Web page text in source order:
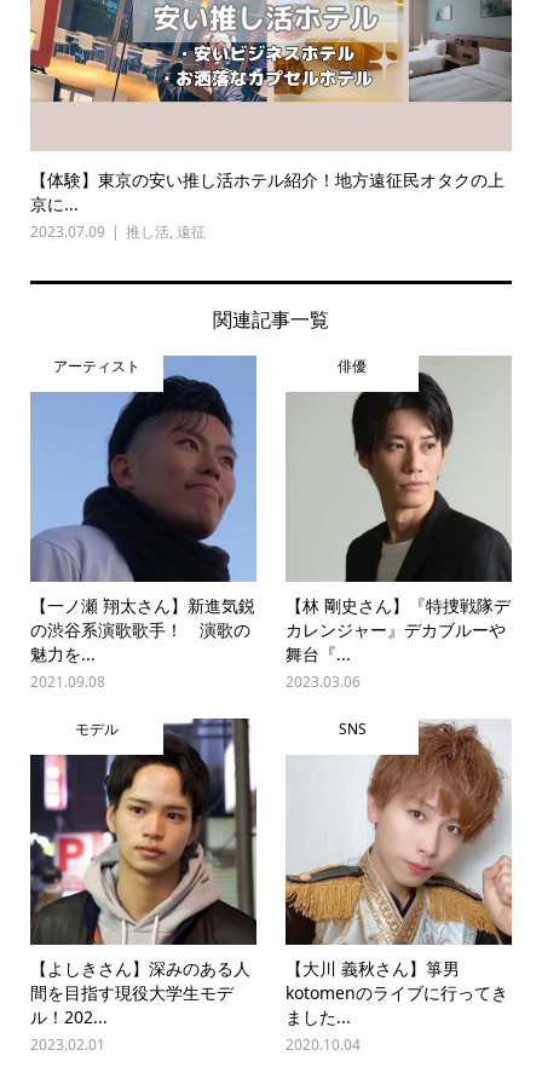
【体験】東京の安い推し活ホテル紹介！地方遠征民オタクの上
京に...
2023.07.09 推し活, 遠征
関連記事一覧
アーティスト
【一ノ瀬 翔太さん】新進気鋭
の渋谷系演歌歌手！ 演歌の
魅力を...
2021.09.08
俳優
【林 剛史さん】『特捜戦隊デ
カレンジャー』デカブルーや
舞台『...
2023.03.06
モデル
【よしきさん】深みのある人
間を目指す現役大学生モデ
ル！202...
2023.02.01
SNS
【大川 義秋さん】箏男
kotomenのライブに行ってき
ました...
2020.10.04